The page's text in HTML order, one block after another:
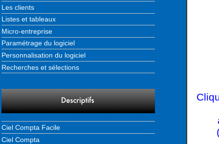
Les clients
Listes et tableaux
Micro-entreprise
Paramétrage du logiciel
Personnalisation du logiciel
Recherches et sélections
Ciel Compta Facile
Ciel Compta